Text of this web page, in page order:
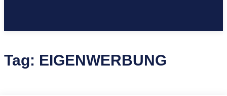
Tag: EIGENWERBUNG